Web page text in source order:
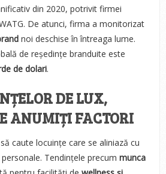
din 2020, potrivit firmei
De atunci, firma a monitorizat
noi deschise în întreaga lume.
de reședințe branduite este
de dolari.
DE LUX,
ANUMIȚI FACTORI
caute locuințe care se aliniază cu
Tendințele precum munca